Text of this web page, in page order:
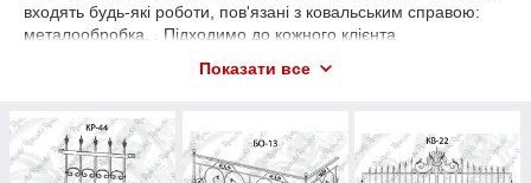
входять будь-які роботи, пов'язані з ковальським справою:
металообробка, . Підходимо до кожного клієнта
Величезною популярністю завжди користувалися металеві
вироби та металоконструкції, оброблені методом художньої
ковки.
Показати все